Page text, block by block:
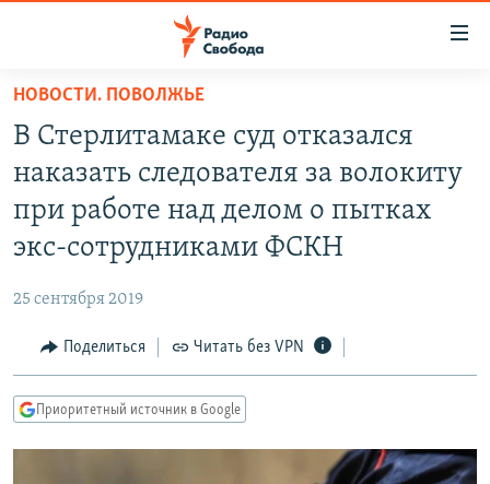
упрощенного
доступа
основному
содержанию
навигации
Вернутся
ПОДКАСТЫ
АВТОРСКИЕ ПРОЕКТЫ
КУЛЬТУРА
IDEL.РЕАЛИИ
КАВКАЗ.РЕАЛИИ
НОВОСТИ. ПОВОЛЖЬЕ
В Стерлитамаке суд отказался
наказать следователя за волокиту
при работе над делом о пытках
экс-сотрудниками ФСКН
25 сентября 2019
Поделиться Читать без VPN
Приоритетный источник в Google